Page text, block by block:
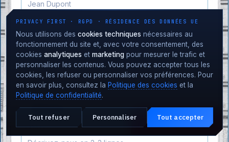
E-MAIL PROFESSIONNEL *
ENTREPRISE
SUJET *
MESSAGE
Attaque en cours ?
PRIVACY FIRST · RGPD · RÉSIDENCE DES DONNÉES UE
Nous utilisons des cookies techniques nécessaires au
fonctionnement du site et, avec votre consentement, des
cookies analytiques et marketing pour mesurer le trafic et
personnaliser les contenus. Vous pouvez accepter tous les
cookies, les refuser ou personnaliser vos préférences. Pour
en savoir plus, consultez la Politique des cookies et la
Politique de confidentialité.
Tout refuser Personnaliser Tout accepter